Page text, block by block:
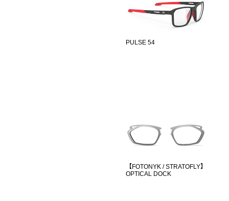
PULSE 54
【FOTONYK / STRATOFLY】
OPTICAL DOCK